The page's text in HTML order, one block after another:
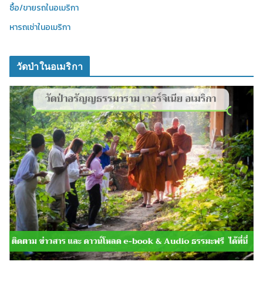
ซื้อ/ขายรถในอเมริกา
หารถเช่าในอเมริกา
วัดป่าในอเมริกา